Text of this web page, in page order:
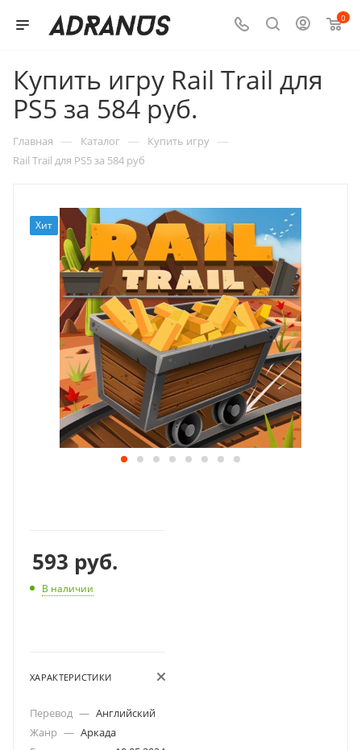
0
Купить игру Rail Trail для
PS5 за 584 руб.
Главная — Каталог — Купить игру —
Rail Trail для PS5 за 584 руб
Хит
593 руб.
В наличии
ХАРАКТЕРИСТИКИ
Перевод — Английский
Жанр — Аркада